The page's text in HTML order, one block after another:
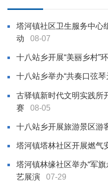
塔河镇社区卫生服务中心
动
08-07
十八站乡开展“美丽乡村”
十八站乡举办“共奏口弦
古驿镇新时代文明实践所
赛
08-05
十八站乡开展旅游景区游
塔河镇塔林社区开展燃气
塔河镇林缘社区举办“军
艺展演
07-29